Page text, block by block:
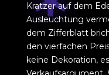
Kratzer auf dem
Ausleuchtung
dem Zifferblatt
den vierfachen
keine Dekoration,